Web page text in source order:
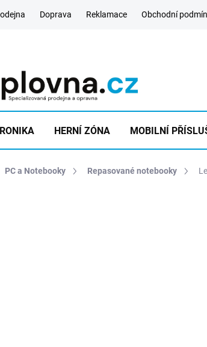
Doprava Reklamace Obchodní
HERNÍ ZÓNA MOBILNÍ
PC a Notebooky Repasované notebooky